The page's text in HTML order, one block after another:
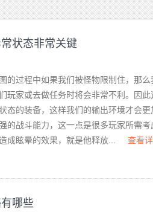
状态非常关键
过程中如果我们被怪物限制住，那么
玩家或去做任务时将会非常不利。因
态的装备，这样我们的输出环境才会
的战斗能力，这一点是很多玩家所需
成眩晕的效果，就是他释放...
查看
哪些